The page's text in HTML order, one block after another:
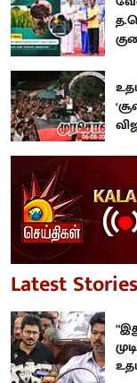
Latest Stories